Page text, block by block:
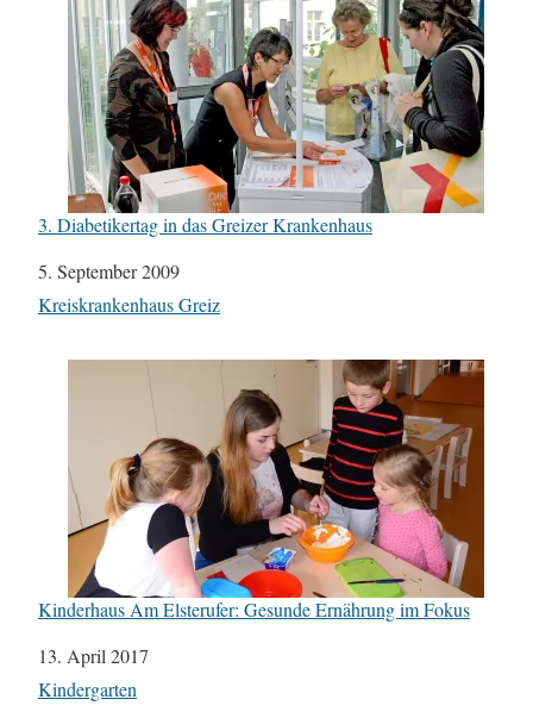
3. Diabetikertag in das Greizer Krankenhaus
Datum
5. September 2009
In Bezug auf
Kreiskrankenhaus Greiz
Kinderhaus Am Elsterufer: Gesunde Ernährung im Fokus
Datum
13. April 2017
In Bezug auf
Kindergarten